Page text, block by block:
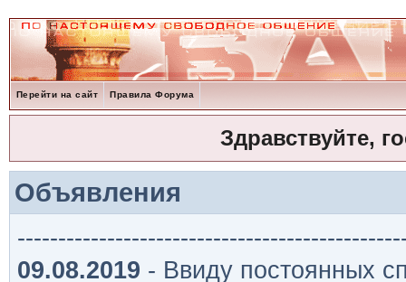
Перейти на сайт Правила Форума
Здравствуйте,
Объявления
09.08.2019 - Ввиду постоянных